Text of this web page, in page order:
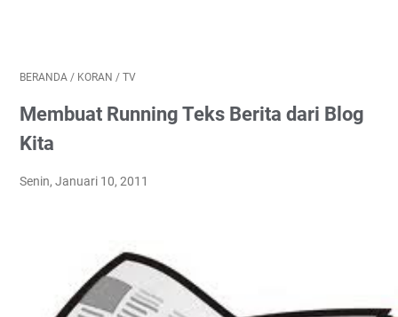
BERANDA / KORAN / TV
Membuat Running Teks Berita dari Blog
Kita
Senin, Januari 10, 2011